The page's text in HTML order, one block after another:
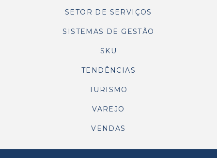
SETOR DE SERVIÇOS
SISTEMAS DE GESTÃO
SKU
TENDÊNCIAS
TURISMO
VAREJO
VENDAS